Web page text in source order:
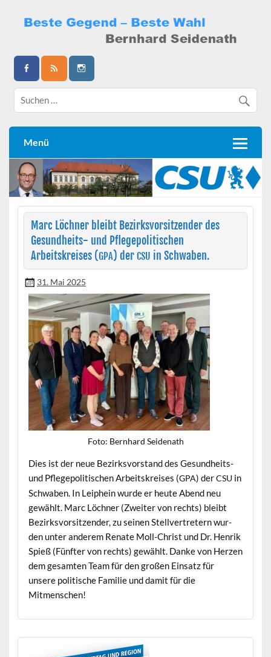
content
Bernhard Seidenath
Menü
Marc Löchner bleibt Bezirksvorsitzender des
Gesundheits- und Pflegepolitischen
Arbeitskreises (GPA) derCSU in Schwaben.
31. Mai 2025
Foto: Bern­hard Seidenath
Dies ist der neue Bezirksvor­stand des Gesund­heits-
und Pflege­poli­tis­chen Arbeit­skreis­es (GPA) derCSUin
Schwaben. In Leiphein wurde er heute Abend neu
gewählt. Marc Löch­n­er (Zweit­er von rechts) bleibt
Bezirksvor­sitzen­der, zu seinen Stel­lvertretern wur­
den unter anderem Renate Moll-Christ und Dr. Hen­rik
Spieß (Fün­fter von rechts) gewählt. Danke von Herzen
dem gesamten Team für den großen Ein­satz für
unsere poli­tis­che Fam­i­lie und damit für die
Mitmenschen!